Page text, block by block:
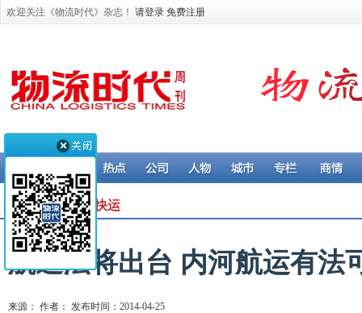
欢迎关注《物流时代》杂志！ 请登录 免费注册
品牌推荐 > 快递快运
航道法将出台 内河航运有法
来源： 作者： 发布时间：2014-04-25